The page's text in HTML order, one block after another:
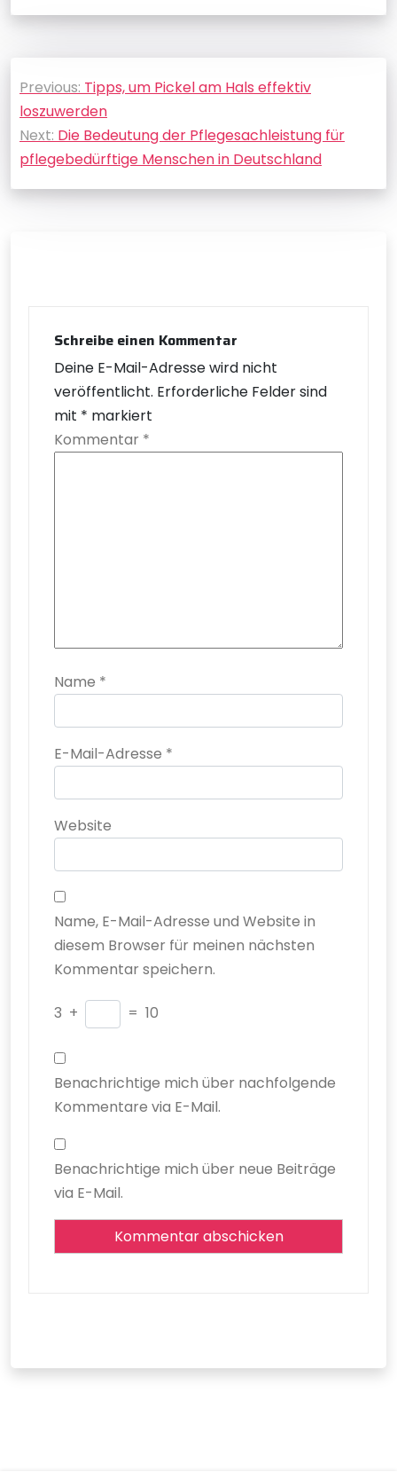
Beitragsnavigation
Previous: Tipps, um Pickel am Hals effektiv
loszuwerden
Next: Die Bedeutung der Pflegesachleistung für
pflegebedürftige Menschen in Deutschland
Schreibe einen Kommentar
Deine E-Mail-Adresse wird nicht
veröffentlicht. Erforderliche Felder sind
mit * markiert
Kommentar *
Name *
E-Mail-Adresse *
Website
Name, E-Mail-Adresse und Website in
diesem Browser für meinen nächsten
Kommentar speichern.
3 + = 10
Benachrichtige mich über nachfolgende
Kommentare via E-Mail.
Benachrichtige mich über neue Beiträge
via E-Mail.